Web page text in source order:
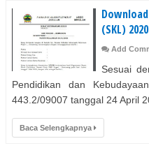
(SKL) 2020
Add
Sesuai
Pendidikan dan
443.2/09007 tanggal 24 April
Baca Selengkapnya